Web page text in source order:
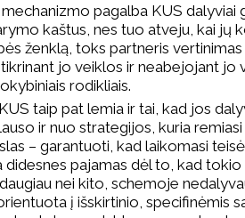
pagalba KUS dalyviai
kaštus, nes tuo atveju, kai jų
ženklą, toks partneris
jo veiklos ir neabejojant jo
rodikliais.
taip pat lemia ir tai, kad jos
ir nuo strategijos, kuria
– garantuoti, kad laikomasi
didesnes pajamas dėl to, kad
nei kito, schemoje
į išskirtinio, specifinėmis